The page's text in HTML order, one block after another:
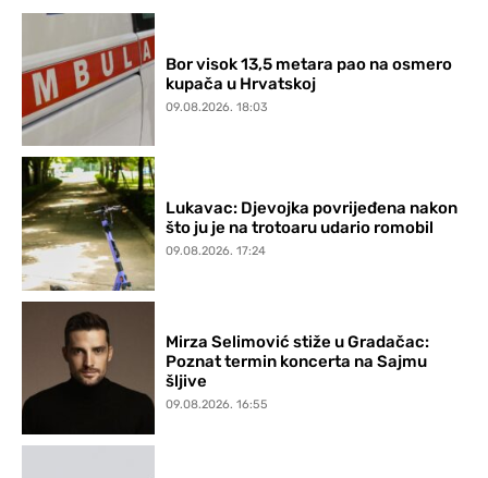
Bor visok 13,5 metara pao na osmero
kupača u Hrvatskoj
09.08.2026. 18:03
Lukavac: Djevojka povrijeđena nakon
što ju je na trotoaru udario romobil
09.08.2026. 17:24
Mirza Selimović stiže u Gradačac:
Poznat termin koncerta na Sajmu
šljive
09.08.2026. 16:55